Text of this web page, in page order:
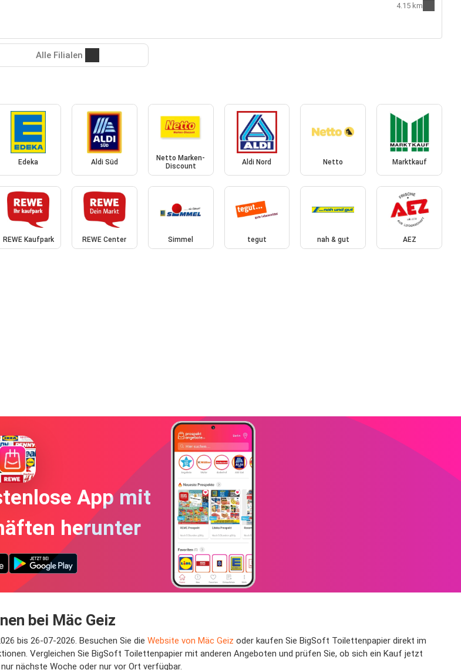
4.15 km
Alle Filialen
Edeka Aldi Süd
Netto Marken-
Discount
Aldi Nord Netto Marktkauf
REWE Kaufpark REWE Center Simmel tegut nah & gut AEZ
App mit
herunter
bei Mäc Geiz
bis 26-07-2026. Besuchen Sie die Website von Mäc Geiz oder kaufen Sie BigSoft Toilettenpapier direkt im
Vergleichen Sie BigSoft Toilettenpapier mit anderen Angeboten und prüfen Sie, ob sich ein Kauf jetzt
nächste Woche oder nur vor Ort verfügbar.